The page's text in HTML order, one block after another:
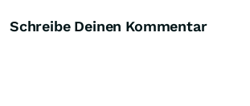
Schreibe Deinen Kommentar